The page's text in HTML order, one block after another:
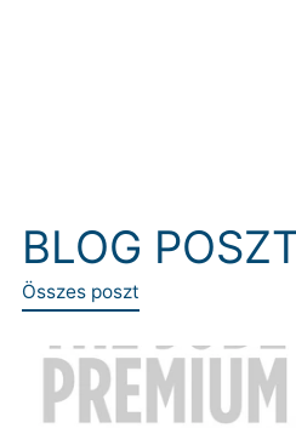
BLOG
Összes poszt